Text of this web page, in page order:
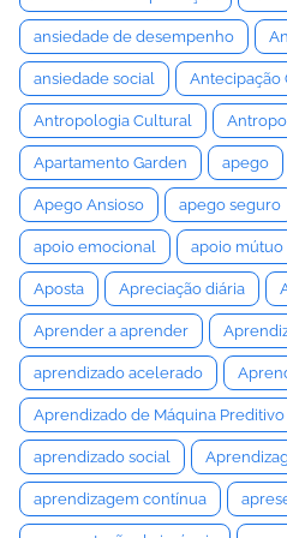
ansiedade de desempenho
ansiedade social Antecipação
Antropologia Cultural
Apartamento Garden apego
Apego Ansioso apego seguro
apoio emocional apoio mútuo
Aposta Apreciação diária
Aprender a aprender
aprendizado acelerado
Aprendizado de Máquina Preditivo
aprendizado social
aprendizagem contínua